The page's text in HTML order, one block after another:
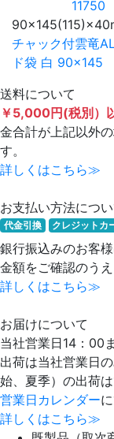
11750
チャック付雲竜
ド袋 白 90×145
送料について
￥5,000円(税別）
金合計が上記以外
す。
詳しくはこちら≫
お支払い方法につ
代金引換 クレジットカ
銀行振込みのお客
金額をご確認のう
詳しくはこちら≫
お届けについて
当社営業日14：00
出荷は当社営業日
始、夏季）の出荷
営業日カレンダー
詳しくはこちら≫